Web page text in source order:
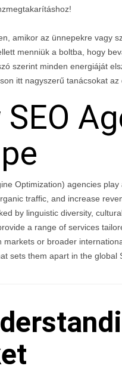
amikor az ünnepekre vagy
menniük a boltba, hogy
szerint minden energiáját
itt nagyszerű tanácsokat az
SEO
Optimization) agencies
traffic, and increase
by linguistic diversity,
a range of services
markets or broader
sets them apart in the global